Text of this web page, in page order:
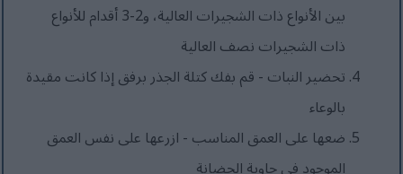
بين الأنواع ذات الشجيرات العالية، و2-3 أقدام للأنواع
ذات الشجيرات نصف العالية
تحضير النبات - قم بفك كتلة الجذر برفق إذا كانت مقيدة
بالوعاء
ضعها على العمق المناسب - ازرعها على نفس العمق